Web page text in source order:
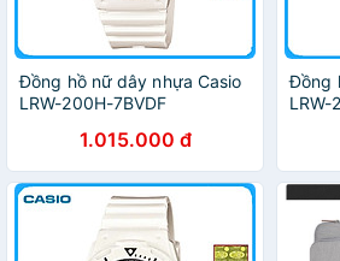
Đồng hồ nữ dây nhựa Casio
LRW-200H-7BVDF
1.015.000 đ
Đồng
LRW-